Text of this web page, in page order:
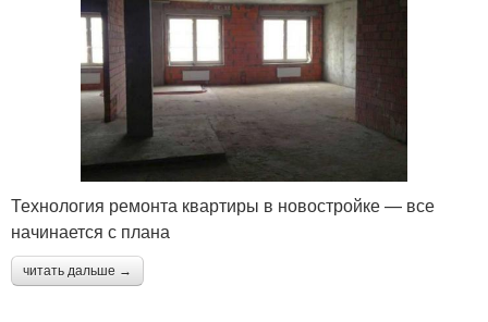
Технология ремонта квартиры в новостройке — все
начинается с плана
читать дальше →